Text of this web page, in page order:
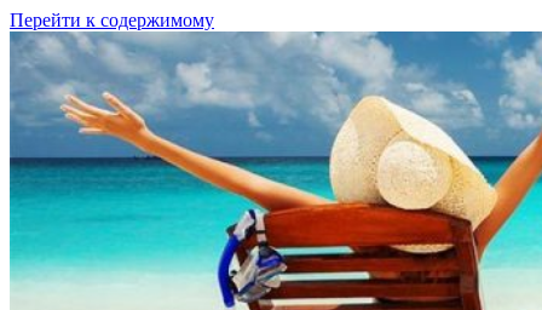
Перейти к содержимому